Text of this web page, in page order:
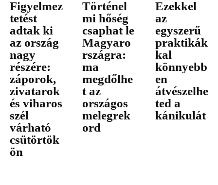
Figyelmez
tetést
adtak ki
az ország
nagy
részére:
záporok,
zivatarok
és viharos
szél
várható
csütörtök
ön
Történel
mi hőség
csaphat le
Magyaro
rszágra:
ma
megdőlhe
t az
országos
melegrek
ord
Ezekkel
az
egyszerű
praktikák
kal
könnyebb
en
átvészelhe
ted a
kánikulát